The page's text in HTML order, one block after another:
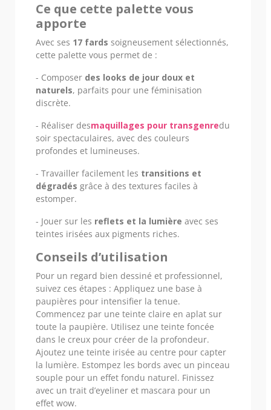
Ce que cette palette vous
apporte
Avec ses 17 fards soigneusement sélectionnés,
cette palette vous permet de :
- Composer des looks de jour doux et
naturels, parfaits pour une féminisation
discrète.
- Réaliser desmaquillages pour transgenredu
soir spectaculaires, avec des couleurs
profondes et lumineuses.
- Travailler facilement les transitions et
dégradés grâce à des textures faciles à
estomper.
- Jouer sur les reflets et la lumière avec ses
teintes irisées aux pigments riches.
Conseils d’utilisation
Pour un regard bien dessiné et professionnel,
suivez ces étapes : Appliquez une base à
paupières pour intensifier la tenue.
Commencez par une teinte claire en aplat sur
toute la paupière. Utilisez une teinte foncée
dans le creux pour créer de la profondeur.
Ajoutez une teinte irisée au centre pour capter
la lumière. Estompez les bords avec un pinceau
souple pour un effet fondu naturel. Finissez
avec un trait d’eyeliner et mascara pour un
effet wow.